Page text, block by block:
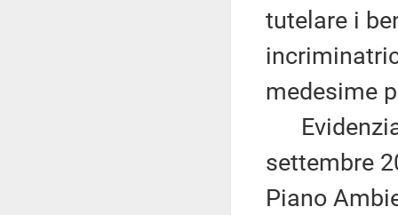
tutelare i
medesime
Evidenzia
settembre
Piano